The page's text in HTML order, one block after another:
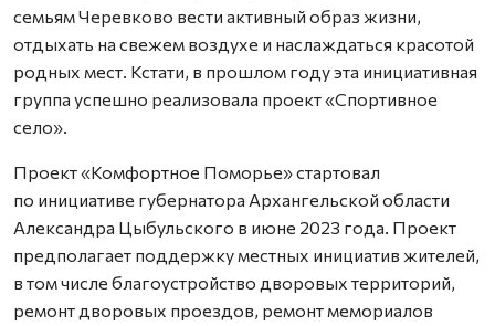
семьям Черевково вести активный образ жизни,
отдыхать на свежем воздухе и наслаждаться красотой
родных мест. Кстати, в прошлом году эта инициативная
группа успешно реализовала проект «Спортивное
село».
Проект «Комфортное Поморье» стартовал
по инициативе губернатора Архангельской области
Александра Цыбульского в июне 2023 года. Проект
предполагает поддержку местных инициатив жителей,
в том числе благоустройство дворовых территорий,
ремонт дворовых проездов, ремонт мемориалов